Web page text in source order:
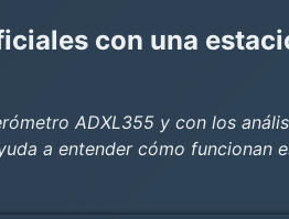
con una
ADXL355 y con los
a entender cómo funcionan